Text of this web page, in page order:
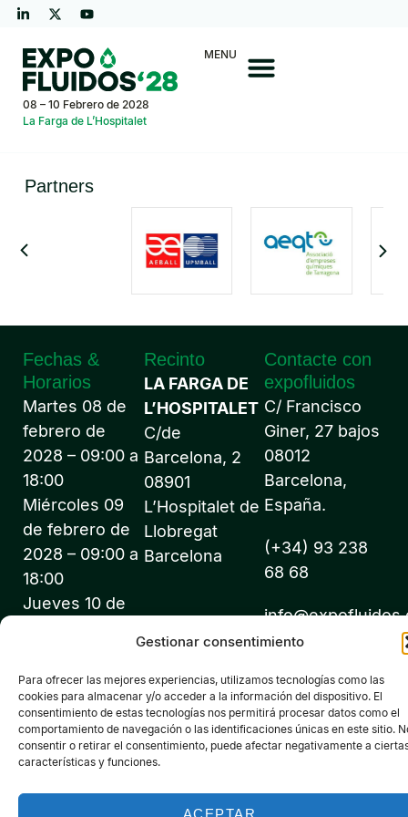
Gestionar consentimiento
Para ofrecer las mejores experiencias, utilizamos tecnologías como las
cookies para almacenar y/o acceder a la información del dispositivo. El
consentimiento de estas tecnologías nos permitirá procesar datos como el
comportamiento de navegación o las identificaciones únicas en este sitio.
consentir o retirar el consentimiento, puede afectar negativamente a
características y funciones.
ACEPTAR
08 – 10 Febrero de 2028
La Farga de L’Hospitalet
MENU
Partners
Fechas &
Horarios
Martes 08 de
febrero de
2028 – 09:00 a
18:00
Miércoles 09
de febrero de
2028 – 09:00 a
18:00
Jueves 10 de
2028 – 09:00 a
18:00
Recinto
LA FARGA DE
L’HOSPITALET
C/de
Barcelona, 2
08901
L’Hospitalet de
Llobregat
Barcelona
Contacte con
expofluidos
C/ Francisco
Giner, 27 bajos
08012
Barcelona,
España.
(+34) 93 238
68 68
Organiza: PROFEI SL – NIF: B60035490 – Registro Mercantil: